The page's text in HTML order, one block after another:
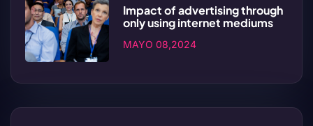
Impact of advertising through
only using internet mediums
MAYO 08,2024